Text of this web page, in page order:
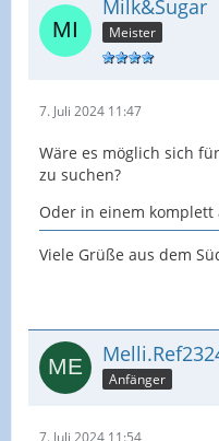
Milk&Sugar
Meister
7. Juli 2024 11:47
Wäre es möglich sich
zu suchen?
Oder in einem
Viele Grüße aus dem
Anfänger
7. Juli 2024 11:54